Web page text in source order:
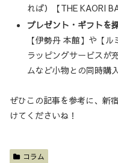
れば）【THE KAORI
プレゼント・ギフトを
【伊勢丹 本館】や【
ラッピングサービスが
ムなど小物との同時購
ぜひこの記事を参考に、新
けてくださいね！
コラム